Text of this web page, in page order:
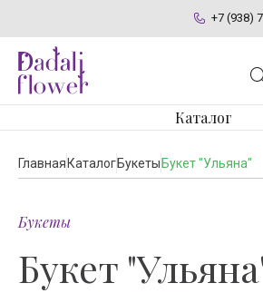
+7 (938)
Каталог
Главная КаталогБукеты Букет "Ульяна"
Букеты
Букет